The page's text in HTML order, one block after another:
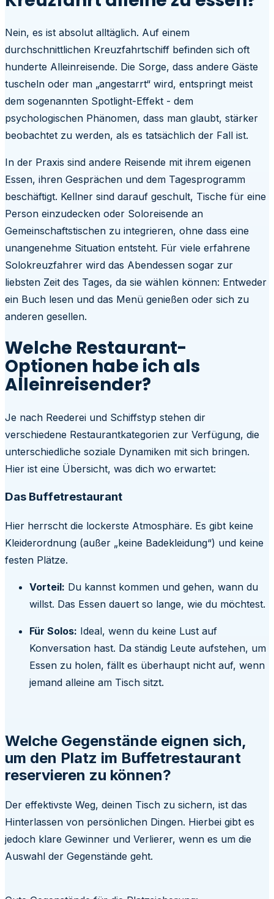
Nein, es ist absolut alltäglich. Auf einem
durchschnittlichen Kreuzfahrtschiff befinden sich oft
hunderte Alleinreisende. Die Sorge, dass andere Gäste
tuscheln oder man „angestarrt“ wird, entspringt meist
dem sogenannten Spotlight-Effekt - dem
psychologischen Phänomen, dass man glaubt, stärker
beobachtet zu werden, als es tatsächlich der Fall ist.
In der Praxis sind andere Reisende mit ihrem eigenen
Essen, ihren Gesprächen und dem Tagesprogramm
beschäftigt. Kellner sind darauf geschult, Tische für eine
Person einzudecken oder Soloreisende an
Gemeinschaftstischen zu integrieren, ohne dass eine
unangenehme Situation entsteht. Für viele erfahrene
Solokreuzfahrer wird das Abendessen sogar zur
liebsten Zeit des Tages, da sie wählen können: Entweder
ein Buch lesen und das Menü genießen oder sich zu
anderen gesellen.
Welche Restaurant-
Optionen habe ich als
Alleinreisender?
Je nach Reederei und Schiffstyp stehen dir
verschiedene Restaurantkategorien zur Verfügung, die
unterschiedliche soziale Dynamiken mit sich bringen.
Hier ist eine Übersicht, was dich wo erwartet:
Das Buffetrestaurant
Hier herrscht die lockerste Atmosphäre. Es gibt keine
Kleiderordnung (außer „keine Badekleidung“) und keine
festen Plätze.
Vorteil: Du kannst kommen und gehen, wann du
willst. Das Essen dauert so lange, wie du möchtest.
Für Solos: Ideal, wenn du keine Lust auf
Konversation hast. Da ständig Leute aufstehen, um
Essen zu holen, fällt es überhaupt nicht auf, wenn
jemand alleine am Tisch sitzt.
Welche Gegenstände eignen sich,
um den Platz im Buffetrestaurant
reservieren zu können?
Der effektivste Weg, deinen Tisch zu sichern, ist das
Hinterlassen von persönlichen Dingen. Hierbei gibt es
jedoch klare Gewinner und Verlierer, wenn es um die
Auswahl der Gegenstände geht.